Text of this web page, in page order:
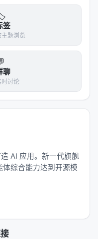
签
主题浏览
聊
时讨论
AI 应用。新一代旗舰
综合能力达到开源模